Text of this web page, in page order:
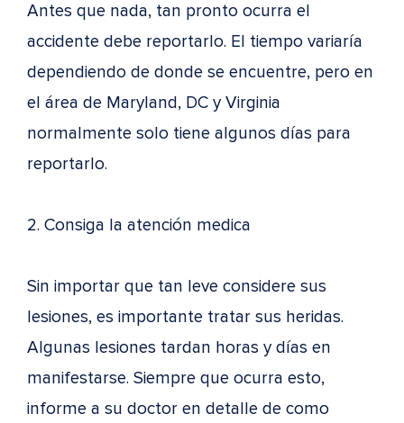
Antes que nada, tan pronto ocurra el
accidente debe reportarlo. El tiempo variaría
dependiendo de donde se encuentre, pero en
el área de Maryland, DC y Virginia
normalmente solo tiene algunos días para
reportarlo.
2. Consiga la atención medica
Sin importar que tan leve considere sus
lesiones, es importante tratar sus heridas.
Algunas lesiones tardan horas y días en
manifestarse. Siempre que ocurra esto,
informe a su doctor en detalle de como